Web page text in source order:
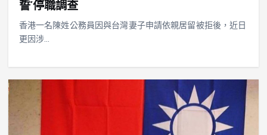
誓’停職調查
香港一名陳姓公務員因與台灣妻子申請依親居留被拒後，近日
更因涉…